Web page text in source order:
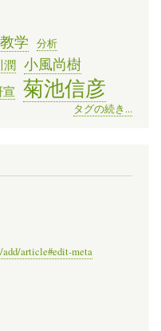
学 分析
潤 小風尚樹
宣 菊池信彦
タグの続き...
article#edit-meta